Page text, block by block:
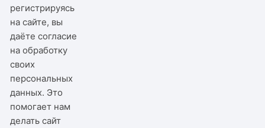
регистрируясь
на сайте, вы
даёте согласие
на обработку
своих
персональных
данных. Это
помогает нам
делать сайт